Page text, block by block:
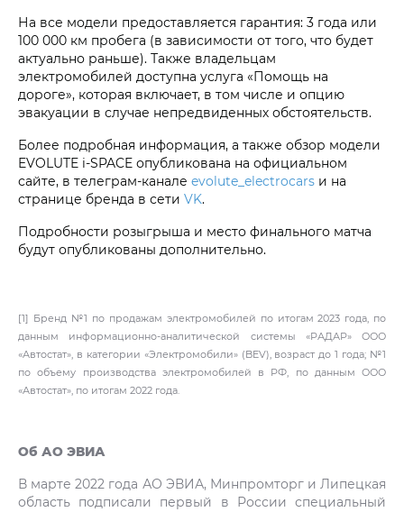
На все модели предоставляется гарантия: 3 года или
100 000 км пробега (в зависимости от того, что будет
актуально раньше). Также владельцам
электромобилей доступна услуга «Помощь на
дороге», которая включает, в том числе и опцию
эвакуации в случае непредвиденных обстоятельств.
Более подробная информация, а также обзор модели
EVOLUTE i‑SPACE опубликована на официальном
сайте, в телеграм-канале evolute_electrocars и на
странице бренда в сети VK.
Подробности розыгрыша и место финального матча
будут опубликованы дополнительно.
[1] Бренд №1 по продажам электромобилей по итогам 2023 года, по
данным информационно-аналитической системы «РАДАР» ООО
«Автостат», в категории «Электромобили» (BEV), возраст до 1 года; №1
по объему производства электромобилей в РФ, по данным ООО
«Автостат», по итогам 2022 года.
Об АО ЭВИА
В марте 2022 года АО ЭВИА, Минпромторг и Липецкая
область подписали первый в России специальный